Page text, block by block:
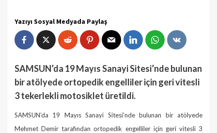
Yazıyı Sosyal Medyada Paylaş
SAMSUN’da 19 Mayıs Sanayi Sitesi’nde bulunan
bir atölyede ortopedik engelliler için geri vitesli
3 tekerlekli motosiklet üretildi.
SAMSUN’da 19 Mayıs Sanayi Sitesi’nde bulunan bir atölyede
Mehmet Demir tarafından ortopedik engelliler için geri vitesli 3